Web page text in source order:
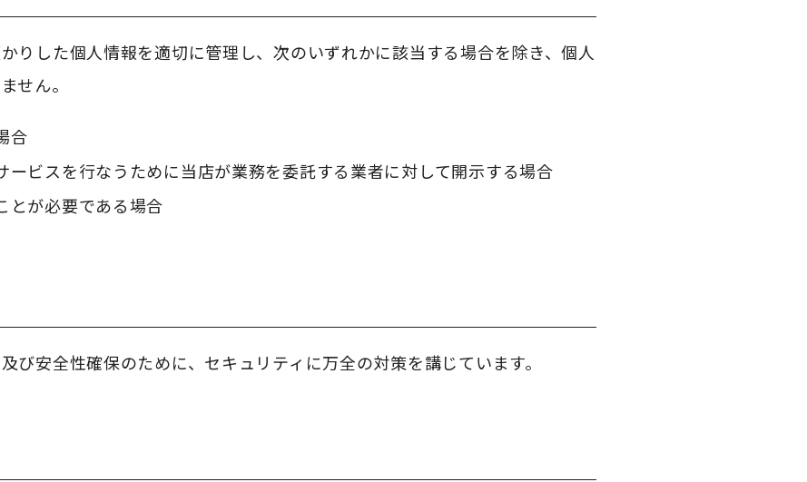
りした個人情報を適切に管理し、次のいずれかに該当する場合を除き、個人
せん。
合
ービスを行なうために当店が業務を委託する業者に対して開示する場合
とが必要である場合
び安全性確保のために、セキュリティに万全の対策を講じています。